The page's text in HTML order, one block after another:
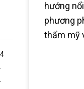
hướng
phương
thẩm mỹ